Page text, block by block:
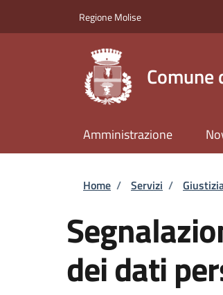
Regione Molise
Comune
Amministrazione
Briciole di
Home / Servizi /
dei dati